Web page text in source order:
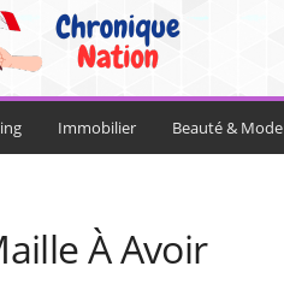
Immobilier Beauté & Mode
À Avoir